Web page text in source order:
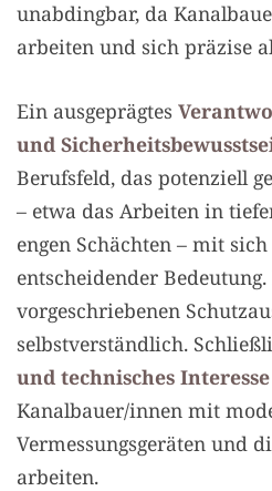
unabdingbar, da
arbeiten und sich präzise
Ein ausgeprägtes
und
Berufsfeld, das potenziell
– etwa das Arbeiten in
engen Schächten – mit
entscheidender
vorgeschriebenen
selbstverständlich.
und technisches Interesse
Kanalbauer/innen mit
Vermessungsgeräten und
arbeiten.